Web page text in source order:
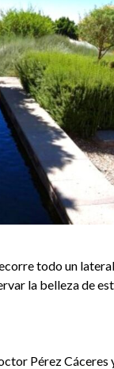
todo un
la belleza de
Pérez Cáceres